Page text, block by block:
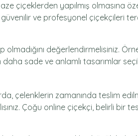
çiçeklerden yapılmış olmasına
güvenilir ve profesyonel çiçekçileri
değerlendirmelisiniz.
sade ve anlamlı tasarımlar
çelenklerin zamanında teslim
Çoğu online çiçekçi, belirli bir